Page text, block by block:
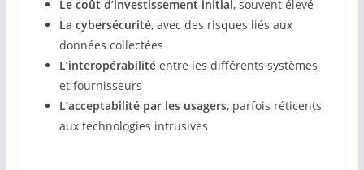
Le coût d’investissement initial, souvent élevé
La cybersécurité, avec des risques liés aux
données collectées
L’interopérabilitéentre les différents systèmes
et fournisseurs
L’acceptabilité par les usagers, parfois réticents
aux technologies intrusives